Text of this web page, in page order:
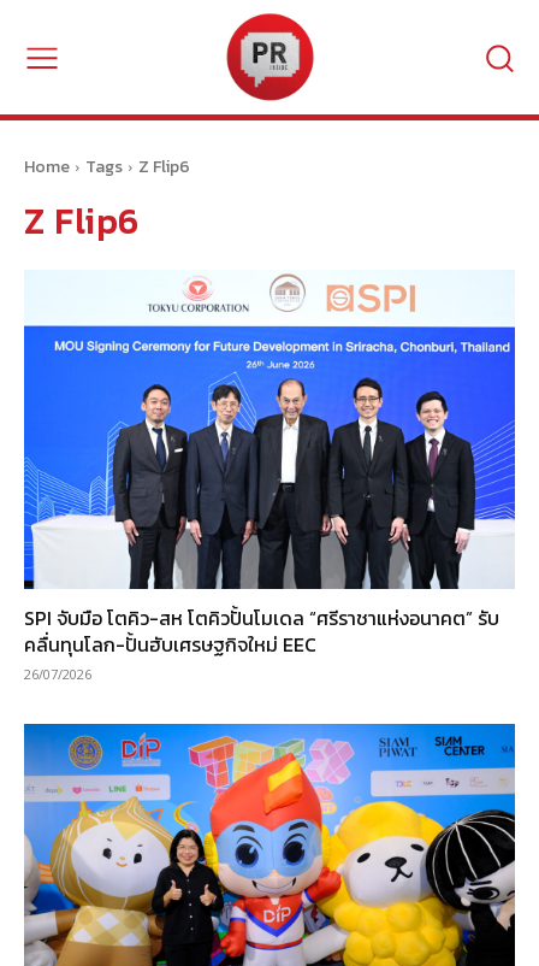
Home Tags Z Flip6
Z Flip6
SPI จับมือ โตคิว-สห โตคิวปั้นโมเดล “ศรีราชาแห่งอนาคต” รับ
คลื่นทุนโลก-ปั้นฮับเศรษฐกิจใหม่ EEC
26/07/2026